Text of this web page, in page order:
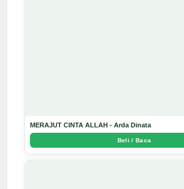
MERAJUT CINTA ALLAH - Arda Dinata
Beli / Baca